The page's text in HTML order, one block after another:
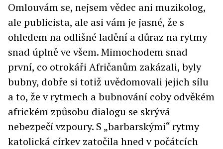
Omlouvám se, nejsem vědec ani muzikolog,
ale publicista, ale asi vám je jasné, že s
ohledem na odlišné ladění a důraz na rytmy
snad úplně ve všem. Mimochodem snad
první, co otrokáři Afričanům zakázali, byly
bubny, dobře si totiž uvědomovali jejich sílu
a to, že v rytmech a bubnování coby odvěkém
africkém způsobu dialogu se skrývá
nebezpečí vzpoury. S „barbarskými“ rytmy
katolická církev zatočila hned v počátcích